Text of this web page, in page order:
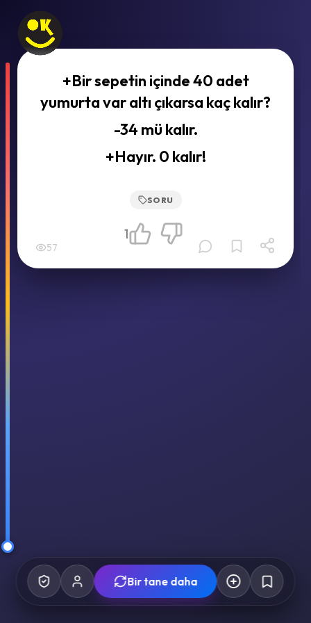
+Bir sepetin içinde 40 adet
yumurta var altı çıkarsa kaç kalır?
-34 mü kalır.
+Hayır. 0 kalır!
SORU
57
1
Bir tane daha